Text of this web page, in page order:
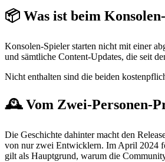
📦 Was ist beim
Konsolen-Spieler starten nicht mit einer
und sämtliche Content-Updates, die seit
Nicht enthalten sind die beiden
🕰️ Vom Zwei-Personen-
Die Geschichte dahinter macht den
von nur zwei Entwicklern. Im April 2024
gilt als Hauptgrund, warum die